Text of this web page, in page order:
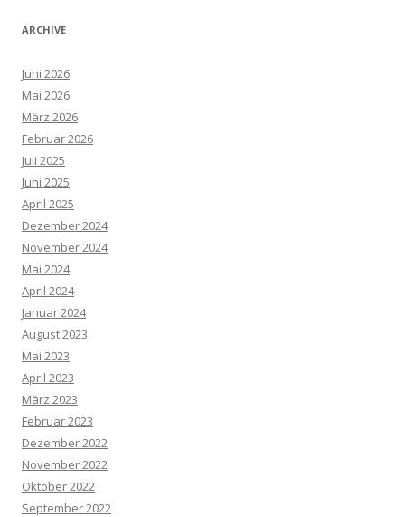
ARCHIVE
Juni 2026
Mai 2026
März 2026
Februar 2026
Juli 2025
Juni 2025
April 2025
Dezember 2024
November 2024
Mai 2024
April 2024
Januar 2024
August 2023
Mai 2023
April 2023
März 2023
Februar 2023
Dezember 2022
November 2022
Oktober 2022
September 2022